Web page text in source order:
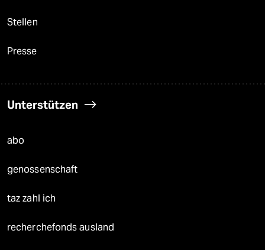
Stellen
Presse
Unterstützen
abo
genossenschaft
taz zahl ich
recherchefonds ausland